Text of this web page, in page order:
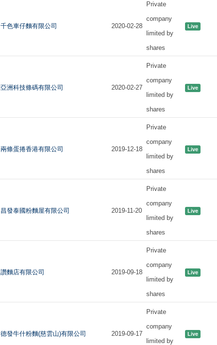
千色車仔麵有限公司 2020-02-28
Private
company
limited by
shares
Live
亞洲科技條碼有限公司 2020-02-27
Private
company
limited by
shares
Live
兩條蛋捲香港有限公司 2019-12-18
Private
company
limited by
shares
Live
昌發泰國粉麵屋有限公司 2019-11-20
Private
company
limited by
shares
Live
讚麵店有限公司 2019-09-18
Private
company
limited by
shares
Live
德發牛什粉麵(慈雲山)有限公司 2019-09-17
Private
company
limited by
Live